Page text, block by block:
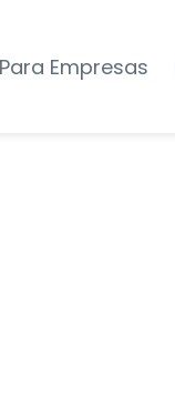
Para Empresas